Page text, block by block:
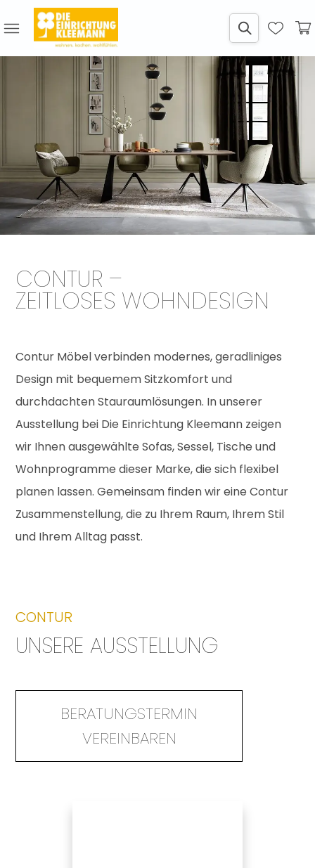
CONTUR –
ZEITLOSES WOHNDESIGN
Contur Möbel verbinden modernes, geradliniges
Design mit bequemem Sitzkomfort und
durchdachten Stauraumlösungen. In unserer
Ausstellung bei Die Einrichtung Kleemann zeigen
wir Ihnen ausgewählte Sofas, Sessel, Tische und
Wohnprogramme dieser Marke, die sich flexibel
planen lassen. Gemeinsam finden wir eine Contur
Zusammenstellung, die zu Ihrem Raum, Ihrem Stil
und Ihrem Alltag passt.
CONTUR
UNSERE AUSSTELLUNG
BERATUNGSTERMIN
VEREINBAREN